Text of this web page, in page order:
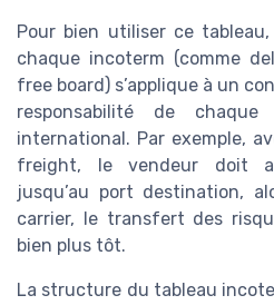
Pour bien utiliser ce
chaque incoterm (comme
free board) s’applique à un
responsabilité de
international. Par exemple,
freight, le vendeur doit
jusqu’au port destination,
carrier, le transfert des
bien plus tôt.
La structure du tableau